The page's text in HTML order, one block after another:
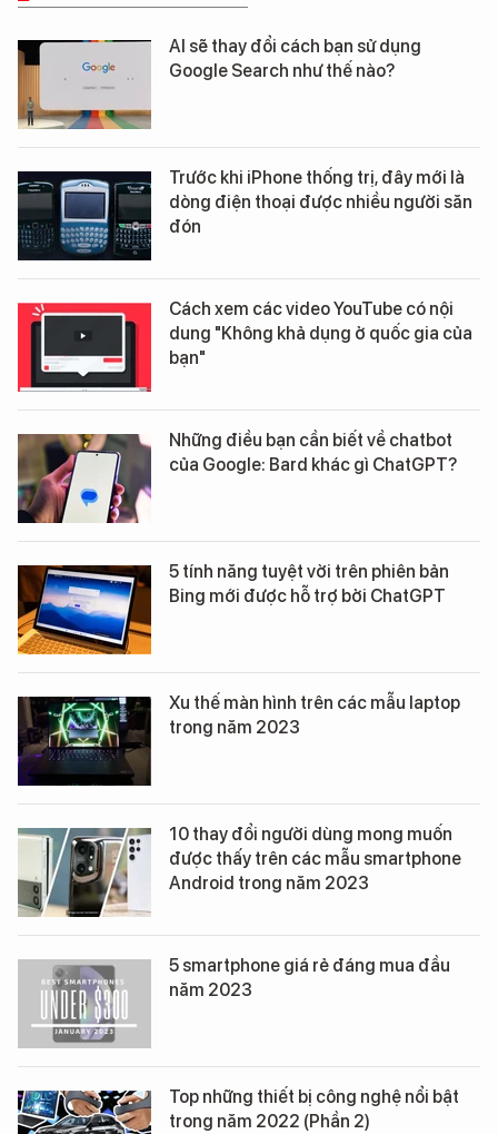
AI sẽ thay đổi cách bạn sử dụng
Google Search như thế nào?
Trước khi iPhone thống trị, đây mới là
dòng điện thoại được nhiều người săn
đón
Cách xem các video YouTube có nội
dung "Không khả dụng ở quốc gia của
bạn"
Những điều bạn cần biết về chatbot
của Google: Bard khác gì ChatGPT?
5 tính năng tuyệt vời trên phiên bản
Bing mới được hỗ trợ bởi ChatGPT
Xu thế màn hình trên các mẫu laptop
trong năm 2023
10 thay đổi người dùng mong muốn
được thấy trên các mẫu smartphone
Android trong năm 2023
5 smartphone giá rẻ đáng mua đầu
năm 2023
Top những thiết bị công nghệ nổi bật
trong năm 2022 (Phần 2)